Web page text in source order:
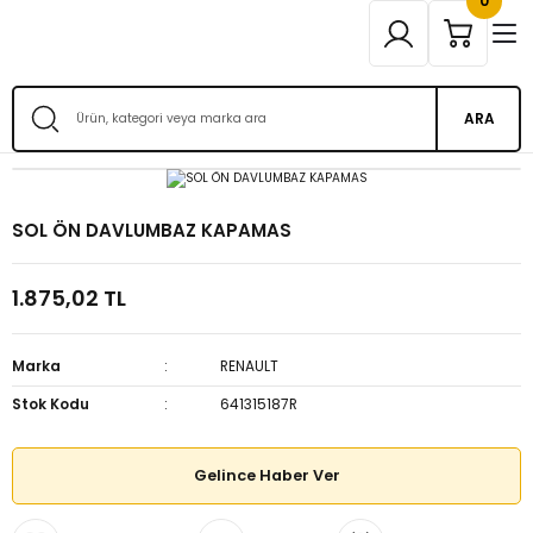
ARA
SOL ÖN DAVLUMBAZ KAPAMAS
1.875,02 TL
Marka
RENAULT
Stok Kodu
641315187R
Gelince Haber Ver